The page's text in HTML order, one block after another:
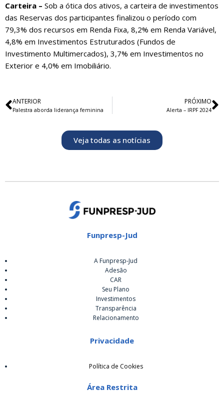
Carteira – Sob a ótica dos ativos, a carteira de investimentos
das Reservas dos participantes finalizou o período com
79,3% dos recursos em Renda Fixa, 8,2% em Renda Variável,
4,8% em Investimentos Estruturados (Fundos de
Investimento Multimercados), 3,7% em Investimentos no
Exterior e 4,0% em Imobiliário.
ANTERIOR
Palestra aborda liderança feminina
PRÓXIMO
Alerta – IRPF 2024
Veja todas as notícias
Funpresp-Jud
A Funpresp-Jud
Adesão
CAR
Seu Plano
Investimentos
Transparência
Relacionamento
Privacidade
Política de Cookies
Área Restrita